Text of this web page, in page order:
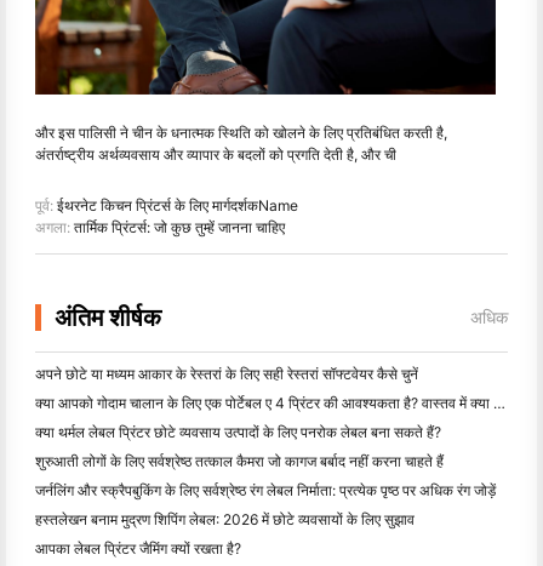
और इस पालिसी ने चीन के धनात्मक स्थिति को खोलने के लिए प्रतिबंधित करती है,
अंतर्राष्ट्रीय अर्थव्यवसाय और व्यापार के बदलों को प्रगति देती है, और ची
पूर्व: ईथरनेट किचन प्रिंटर्स के लिए मार्गदर्शकName
अगला: तार्मिक प्रिंटर्स: जो कुछ तुम्हें जानना चाहिए
अंतिम शीर्षक अधिक
अपने छोटे या मध्यम आकार के रेस्तरां के लिए सही रेस्तरां सॉफ्टवेयर कैसे चुनें
क्या आपको गोदाम चालान के लिए एक पोर्टेबल ए 4 प्रिंटर की आवश्यकता है? वास्तव में क्या काम करता है
क्या थर्मल लेबल प्रिंटर छोटे व्यवसाय उत्पादों के लिए पनरोक लेबल बना सकते हैं?
शुरुआती लोगों के लिए सर्वश्रेष्ठ तत्काल कैमरा जो कागज बर्बाद नहीं करना चाहते हैं
जर्नलिंग और स्क्रैपबुकिंग के लिए सर्वश्रेष्ठ रंग लेबल निर्माता: प्रत्येक पृष्ठ पर अधिक रंग जोड़ें
हस्तलेखन बनाम मुद्रण शिपिंग लेबल: 2026 में छोटे व्यवसायों के लिए सुझाव
आपका लेबल प्रिंटर जैमिंग क्यों रखता है?